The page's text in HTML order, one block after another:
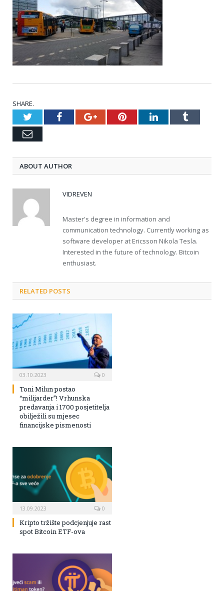
SHARE.
TwitterFacebookGoogle+PinterestLinkedInTumblr
Email
ABOUT AUTHOR
VIDREVEN
Master's degree in information and
communication technology. Currently working as
software developer at Ericsson Nikola Tesla.
Interested in the future of technology. Bitcoin
enthusiast.
RELATED POSTS
03.10.2023 0
Toni Milun postao
“milijarder”! Vrhunska
predavanja i 1700 posjetitelja
obilježili su mjesec
financijske pismenosti
13.09.2023 0
Kripto tržište podcjenjuje rast
spot Bitcoin ETF-ova